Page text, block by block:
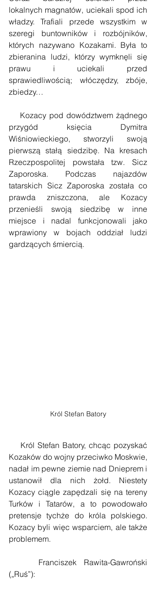
lokalnych magnatów, uciekali spod ich
władzy. Trafiali przede wszystkim w
szeregi buntowników i rozbójników,
których nazywano Kozakami. Była to
zbieranina ludzi, którzy wymknęli się
prawu i uciekali przed
sprawiedliwością; włóczędzy, zbóje,
zbiedzy…
Kozacy pod dowództwem żądnego
przygód księcia Dymitra
Wiśniowieckiego, stworzyli swoją
pierwszą stałą siedzibę. Na kresach
Rzeczpospolitej powstała tzw. Sicz
Zaporoska. Podczas najazdów
tatarskich Sicz Zaporoska została co
prawda zniszczona, ale Kozacy
przenieśli swoją siedzibę w inne
miejsce i nadal funkcjonowali jako
wprawiony w bojach oddział ludzi
gardzących śmiercią.
Król Stefan Batory
Król Stefan Batory, chcąc pozyskać
Kozaków do wojny przeciwko Moskwie,
nadał im pewne ziemie nad Dnieprem i
ustanowił dla nich żołd. Niestety
Kozacy ciągle zapędzali się na tereny
Turków i Tatarów, a to powodowało
pretensje tychże do króla polskiego.
Kozacy byli więc wsparciem, ale także
problemem.
Franciszek Rawita-Gawroński
(„Ruś”):